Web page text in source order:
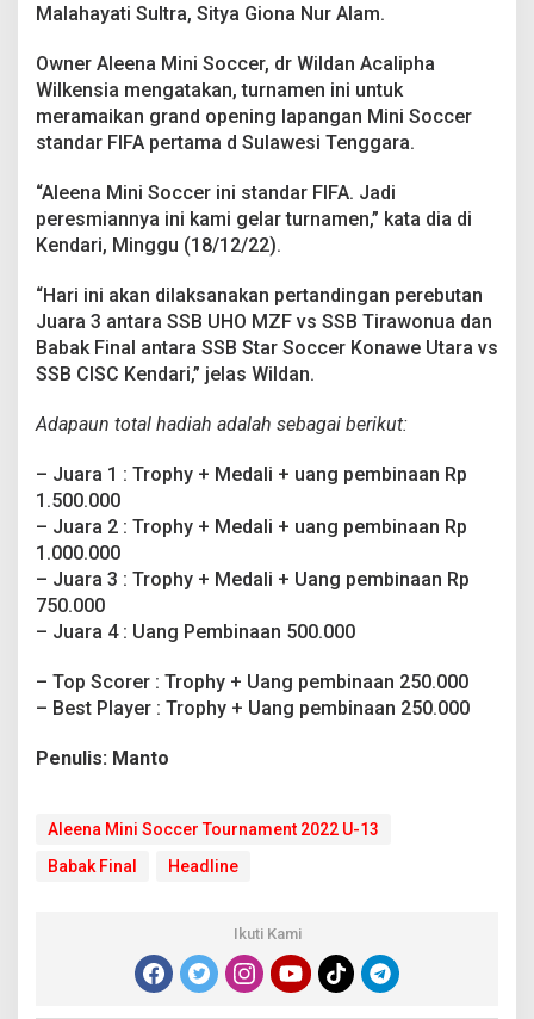
i
a
l
Malahayati Sultra, Sitya Giona Nur Alam.
Owner Aleena Mini Soccer, dr Wildan Acalipha
Wilkensia mengatakan, turnamen ini untuk
meramaikan grand opening lapangan Mini Soccer
standar FIFA pertama d Sulawesi Tenggara.
“Aleena Mini Soccer ini standar FIFA. Jadi
peresmiannya ini kami gelar turnamen,” kata dia di
Kendari, Minggu (18/12/22).
“Hari ini akan dilaksanakan pertandingan perebutan
Juara 3 antara SSB UHO MZF vs SSB Tirawonua dan
Babak Final antara SSB Star Soccer Konawe Utara vs
SSB CISC Kendari,” jelas Wildan.
Adapaun total hadiah adalah sebagai berikut:
– Juara 1 : Trophy + Medali + uang pembinaan Rp
1.500.000
– Juara 2 : Trophy + Medali + uang pembinaan Rp
1.000.000
– Juara 3 : Trophy + Medali + Uang pembinaan Rp
750.000
– Juara 4 : Uang Pembinaan 500.000
– Top Scorer : Trophy + Uang pembinaan 250.000
– Best Player : Trophy + Uang pembinaan 250.000
Penulis: Manto
Aleena Mini Soccer Tournament 2022 U-13
Babak Final
Headline
Ikuti Kami